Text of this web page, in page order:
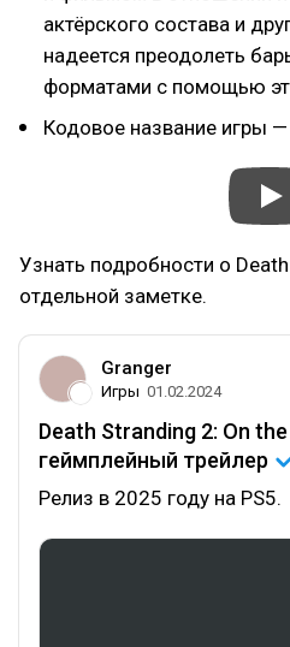
актёрского состава и
надеется преодолеть
форматами с помощью
Кодовое название игры —
Узнать подробности о
отдельной заметке.
Granger
Игры 01.02.2024
Death Stranding 2: On
геймплейный трейлер
Релиз в 2025 году на PS5.